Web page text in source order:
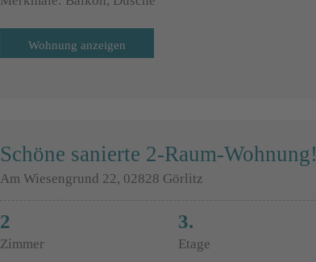
Wohnung anzeigen
Schöne sanierte 2-Raum-Wohnung!
Am Wiesengrund 22, 02828 Görlitz
2
Zimmer
3.
Etage